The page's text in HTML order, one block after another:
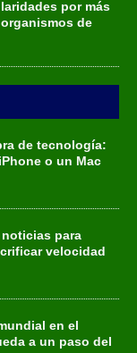
por más
de
de tecnología:
o un Mac
para
velocidad
en el
a un paso del